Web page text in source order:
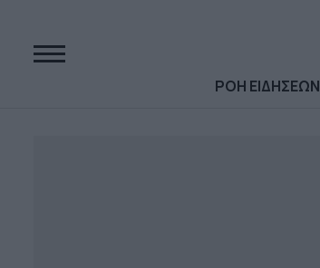
ΡΟΗ ΕΙΔΗΣΕΩΝ